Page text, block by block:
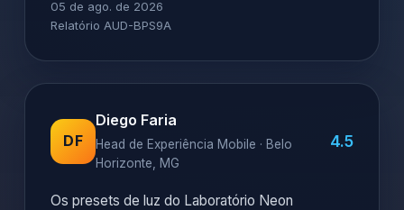
05 de ago. de 2026
Relatório AUD-BPS9A
DF
Diego Faria
Head de Experiência Mobile · Belo
Horizonte, MG
4.5
Os presets de luz do Laboratório Neon